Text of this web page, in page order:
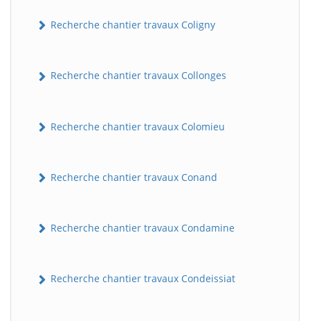
Recherche chantier travaux Coligny
Recherche chantier travaux Collonges
Recherche chantier travaux Colomieu
Recherche chantier travaux Conand
Recherche chantier travaux Condamine
Recherche chantier travaux Condeissiat
B BatiWebPro